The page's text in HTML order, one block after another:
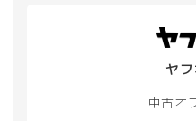
ヤ
中古オ